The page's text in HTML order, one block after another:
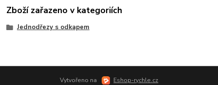
Zboží zařazeno v kategoriích
Jednodřezy s odkapem
Vytvořeno na Eshop-rychle.cz